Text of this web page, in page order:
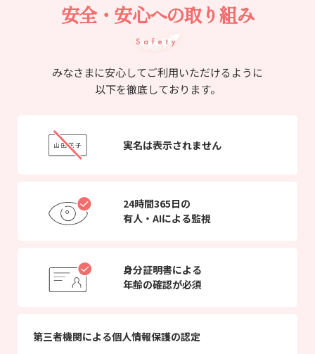
安全・安心への取り組み
みなさまに安心してご利用いただけるように
以下を徹底しております。
実名は表示されません
24時間365日の
有人・AIによる監視
身分証明書による
年齢の確認が必須
第三者機関による個人情報保護の認定